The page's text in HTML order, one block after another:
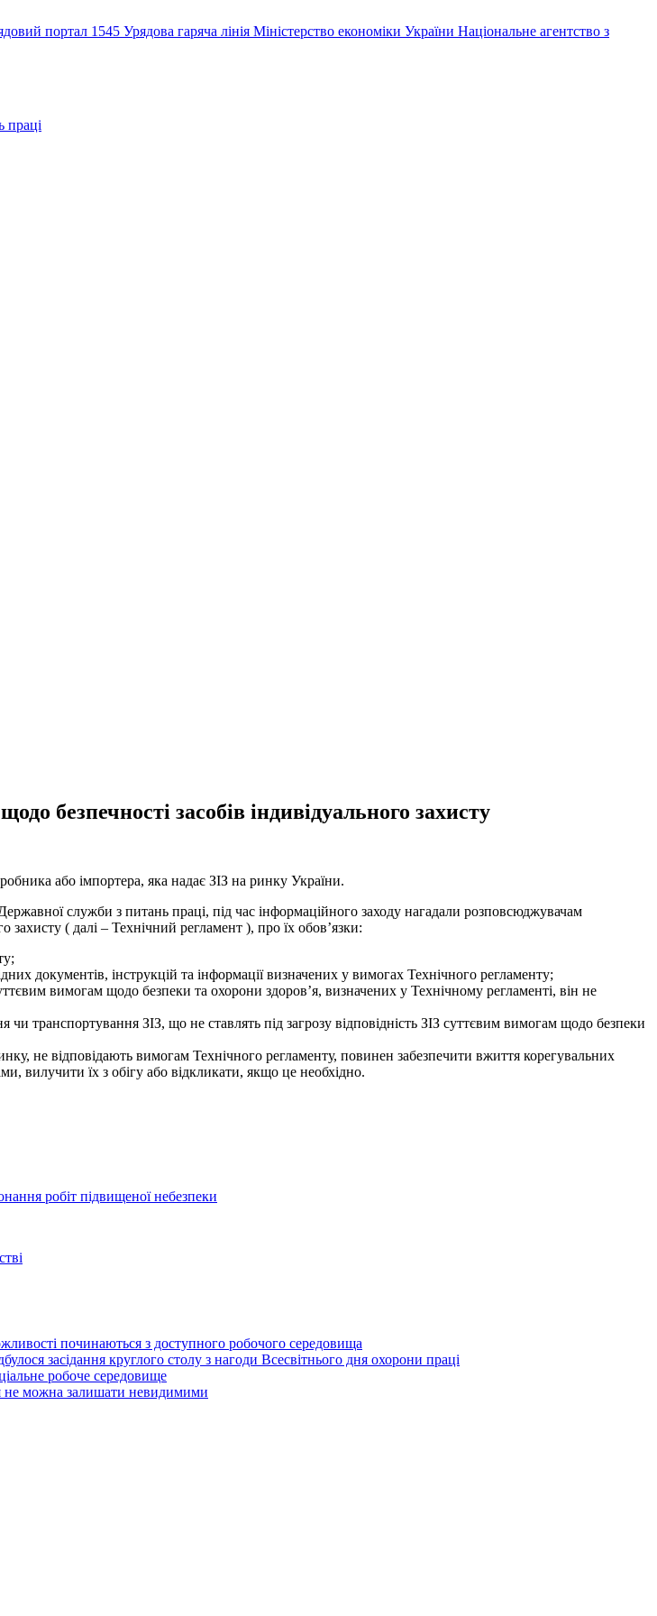
портал 1545 Урядова гаряча лінія Міністерство економіки України Національне агентство з
праці
безпечності засобів індивідуального захисту
або імпортера, яка надає ЗІЗ на ринку України.
служби з питань праці, під час інформаційного заходу нагадали розповсюджувачам
захисту ( далі – Технічний регламент ), про їх обов’язки:
документів, інструкцій та інформації визначених у вимогах Технічного регламенту;
вимогам щодо безпеки та охорони здоров’я, визначених у Технічному регламенті, він не
чи транспортування ЗІЗ, що не ставлять під загрозу відповідність ЗІЗ суттєвим вимогам щодо безпеки
не відповідають вимогам Технічного регламенту, повинен забезпечити вжиття корегувальних
вилучити їх з обігу або відкликати, якщо це необхідно.
робіт підвищеної небезпеки
починаються з доступного робочого середовища
засідання круглого столу з нагоди Всесвітнього дня охорони праці
робоче середовище
не можна залишати невидимими